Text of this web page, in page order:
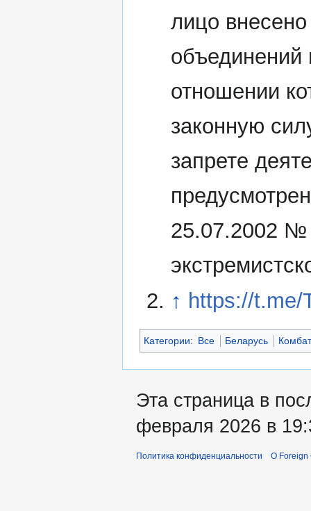
лицо
объединений
отношении
законную
запрете
25.07.2002 №
↑ https://t.me/
Категории: Все Беларусь
Эта страница в
февраля 2026 в
Политика конфиденциальности О Foreign